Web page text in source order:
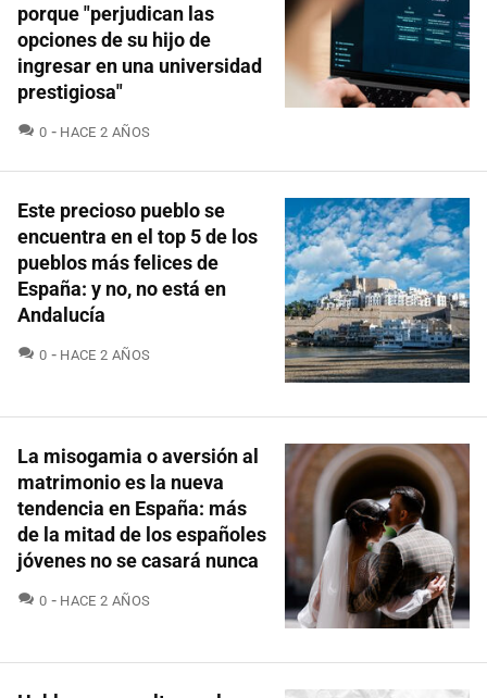
porque "perjudican las
opciones de su hijo de
ingresar en una universidad
prestigiosa"
0 COMENTARIOS
HACE 2 AÑOS
Este precioso pueblo se
encuentra en el top 5 de los
pueblos más felices de
España: y no, no está en
Andalucía
0 COMENTARIOS
HACE 2 AÑOS
La misogamia o aversión al
matrimonio es la nueva
tendencia en España: más
de la mitad de los españoles
jóvenes no se casará nunca
0 COMENTARIOS
HACE 2 AÑOS